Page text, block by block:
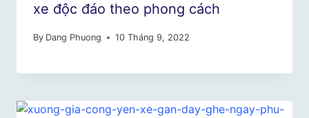
xe độc đáo theo phong cách
By Dang Phuong 10 Tháng 9, 2022